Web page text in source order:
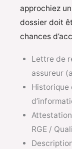
approchiez
dossier doit
chances
Lettre de
assureur
Historique
RGE /